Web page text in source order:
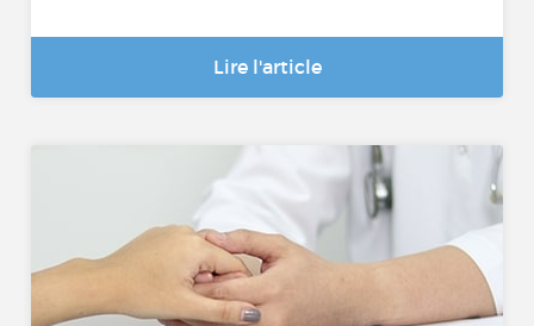
Lire l'article